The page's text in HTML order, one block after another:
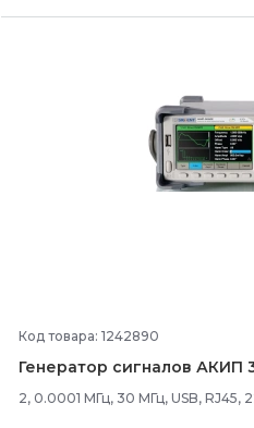
Код товара: 1242890
Генератор сигналов АКИП
2, 0.0001 МГц, 30 МГц, USB, RJ45,